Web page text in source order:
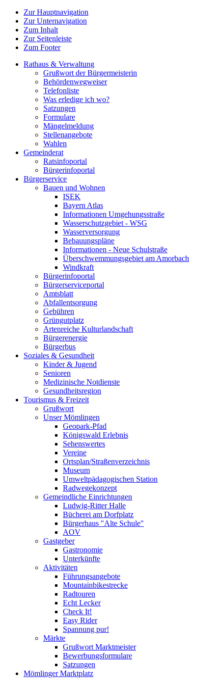
Zur Hauptnavigation
Zur Unternavigation
Zum Inhalt
Zur Seitenleiste
Zum Footer
Rathaus & Verwaltung
Grußwort der Bürgermeisterin
Behördenwegweiser
Telefonliste
Was erledige ich wo?
Satzungen
Formulare
Mängelmeldung
Stellenangebote
Wahlen
Gemeinderat
Ratsinfoportal
Bürgerinfoportal
Bürgerservice
Bauen und Wohnen
ISEK
Bayern Atlas
Informationen Umgehungsstraße
Wasserschutzgebiet - WSG
Wasserversorgung
Bebauungspläne
Informationen - Neue Schulstraße
Überschwemmungsgebiet am Amorbach
Windkraft
Bürgerinfoportal
Bürgerserviceportal
Amtsblatt
Abfallentsorgung
Gebühren
Grüngutplatz
Artenreiche Kulturlandschaft
Bürgerenergie
Bürgerbus
Soziales & Gesundheit
Kinder & Jugend
Senioren
Medizinische Notdienste
Gesundheitsregion
Tourismus & Freizeit
Grußwort
Unser Mömlingen
Geopark-Pfad
Königswald Erlebnis
Sehenswertes
Vereine
Ortsplan/Straßenverzeichnis
Museum
Umweltpädagogischen Station
Radwegekonzept
Gemeindliche Einrichtungen
Ludwig-Ritter Halle
Bücherei am Dorfplatz
Bürgerhaus "Alte Schule"
AOV
Gastgeber
Gastronomie
Unterkünfte
Aktivitäten
Führungsangebote
Mountainbikestrecke
Radtouren
Echt Lecker
Check It!
Easy Rider
Spannung pur!
Märkte
Grußwort Marktmeister
Bewerbungsformulare
Satzungen
Mömlinger Marktplatz